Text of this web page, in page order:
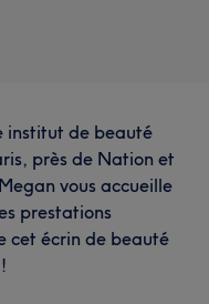
institut de beauté
près de Nation et
vous accueille
prestations
cet écrin de beauté